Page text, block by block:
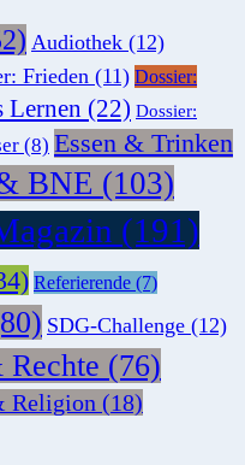
Audiothek (12)
Frieden (11) Dossier:
Lernen (22) Dossier:
(8) Essen & Trinken
BNE (103)
(191)
Referierende (7)
SDG-Challenge (12)
(76)
Religion (18)